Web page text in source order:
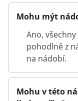
Mohu mýt
Ano,
pohodlně z
na nádobí.
Mohu v této